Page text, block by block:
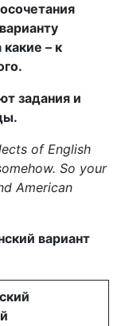
какие – к
задания и
of English
So your
American
вариант